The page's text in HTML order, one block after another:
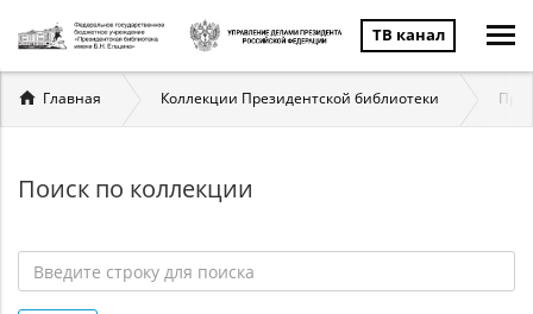
ТВ канал
Вы
здесь
Главная Коллекции Президентской библиотеки
Поиск по коллекции